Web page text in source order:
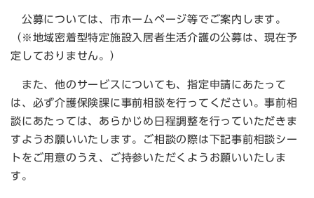
公募については、市ホームページ等でご案内します。
（※地域密着型特定施設入居者生活介護の公募は、現在予
定しておりません。）
また、他のサービスについても、指定申請にあたって
は、必ず介護保険課に事前相談を行ってください。事前相
談にあたっては、あらかじめ日程調整を行っていただきま
すようお願いいたします。ご相談の際は下記事前相談シー
トをご用意のうえ、ご持参いただくようお願いいたしま
す。